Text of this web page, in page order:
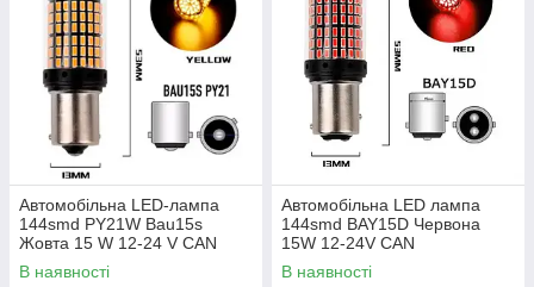
Автомобільна LED-лампа
144smd PY21W Bau15s
Жовта 15 W 12-24 V CAN
В наявності
Автомобільна LED лампа
144smd BAY15D Червона
15W 12-24V CAN
В наявності